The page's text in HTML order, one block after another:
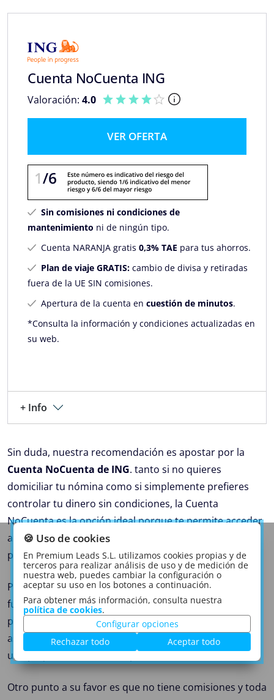
Cuenta NoCuenta ING
Valoración: 4.0
VER OFERTA
Sin comisiones ni condiciones de
mantenimiento ni de ningún tipo.
Cuenta NARANJA gratis 0,3% TAE para tus ahorros.
Plan de viaje GRATIS:cambio de divisa y retiradas
fuera de la UE SIN comisiones.
Apertura de la cuenta en cuestión de minutos.
*Consulta la información y condiciones actualizadas en
su web.
+ Info
Sin duda, nuestra recomendación es apostar por la
Cuenta NoCuenta de ING. tanto si no quieres
domiciliar tu nómina como si simplemente prefieres
controlar tu dinero sin condiciones, la Cuenta
NoCuenta es la opción ideal porque te permite acceder
a una cuenta una cuenta sencilla, sin ataduras y
pensada para el día a día.
Precisamente esa flexibilidad es uno de sus puntos
fuertes: al no exigir ingresos mínimos ni vinculaciones
puedes usarla con total libertad yaAdemás, está
asociada a la Cuenta NARANJA, que te permite obtener
una pequeña rentabilidad por tus ahorros.
Otro punto a su favor es que no tiene comisiones y toda
🍪 Uso de cookies
En Premium Leads S.L. utilizamos cookies propias y de
terceros para realizar análisis de uso y de medición de
nuestra web, puedes cambiar la configuración o
aceptar su uso en los botones a continuación.
Para obtener más información, consulta nuestra
política de cookies.
Configurar opciones
Rechazar todo
Aceptar todo